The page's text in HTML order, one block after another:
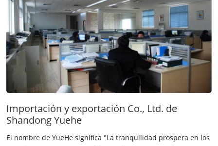
Importación y exportación Co., Ltd. de
Shandong Yuehe
El nombre de YueHe significa "La tranquilidad prospera en los